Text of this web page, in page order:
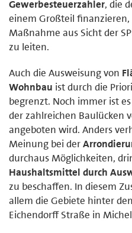
Gewerbesteuerzahler, die
einem Großteil finanzieren,
Maßnahme aus Sicht der
zu leiten.
Auch die Ausweisung von
Wohnbau ist durch die
begrenzt. Noch immer ist
der zahlreichen Baulücken
angeboten wird. Anders
Meinung bei der
durchaus Möglichkeiten,
Haushaltsmittel durch
zu beschaffen. In diesem
allem die Gebiete hinter
Eichendorff Straße in